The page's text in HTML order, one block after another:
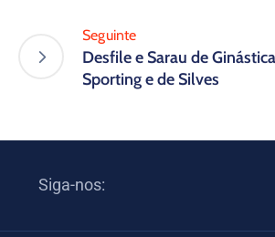
Seguinte
Desfile e Sarau de
Sporting e de Silves
Siga-nos: